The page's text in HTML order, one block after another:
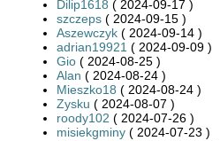
Dilip1618 ( 2024-09-17 )
szczeps ( 2024-09-15 )
Aszewczyk ( 2024-09-14 )
adrian19921 ( 2024-09-09 )
Gio ( 2024-08-25 )
Alan ( 2024-08-24 )
Mieszko18 ( 2024-08-24 )
Zysku ( 2024-08-07 )
roody102 ( 2024-07-26 )
misiekgminy ( 2024-07-23 )